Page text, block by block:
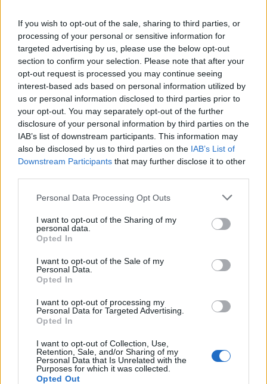
If you wish to opt-out of the sale, sharing to third parties, or
processing of your personal or sensitive information for
targeted advertising by us, please use the below opt-out
section to confirm your selection. Please note that after your
opt-out request is processed you may continue seeing
interest-based ads based on personal information utilized by
us or personal information disclosed to third parties prior to
your opt-out. You may separately opt-out of the further
disclosure of your personal information by third parties on the
IAB’s list of downstream participants. This information may
also be disclosed by us to third parties on the IAB’s List of
Downstream Participants that may further disclose it to other
Personal Data Processing Opt Outs
I want to opt-out of the Sharing of my
personal data.
Opted In
I want to opt-out of the Sale of my
Personal Data.
Opted In
I want to opt-out of processing my
Personal Data for Targeted Advertising.
Opted In
I want to opt-out of Collection, Use,
Retention, Sale, and/or Sharing of my
Personal Data that Is Unrelated with the
Purposes for which it was collected.
Opted Out
Il Latte Dolce prende Dumani dalla Torres,
Mascia, Sorgente, Lopes, Limberti e Cherchi
gli altri acquisti
8 Ago 2026
Il Monastir riparte dai pilastri Masia, Pinna e
Aloia, il primo acquisto è Loru
7 Ago 2026
DPCM 3 dicembre, per il calcio dilettantistico
stop prolungato fino al 15 gennaio 2021
3 Dic 2020
Carlucci, Bevilacqua, Solinas, Souare e Galic